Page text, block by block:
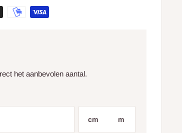
het aanbevolen aantal.
cm m